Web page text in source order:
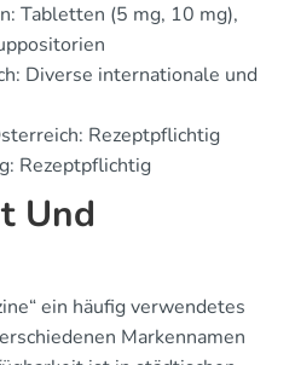
Tabletten (5 mg, 10 mg),
Diverse internationale und
Rezeptpflichtig
Rezeptpflichtig
Und
ein häufig verwendetes
Markennamen